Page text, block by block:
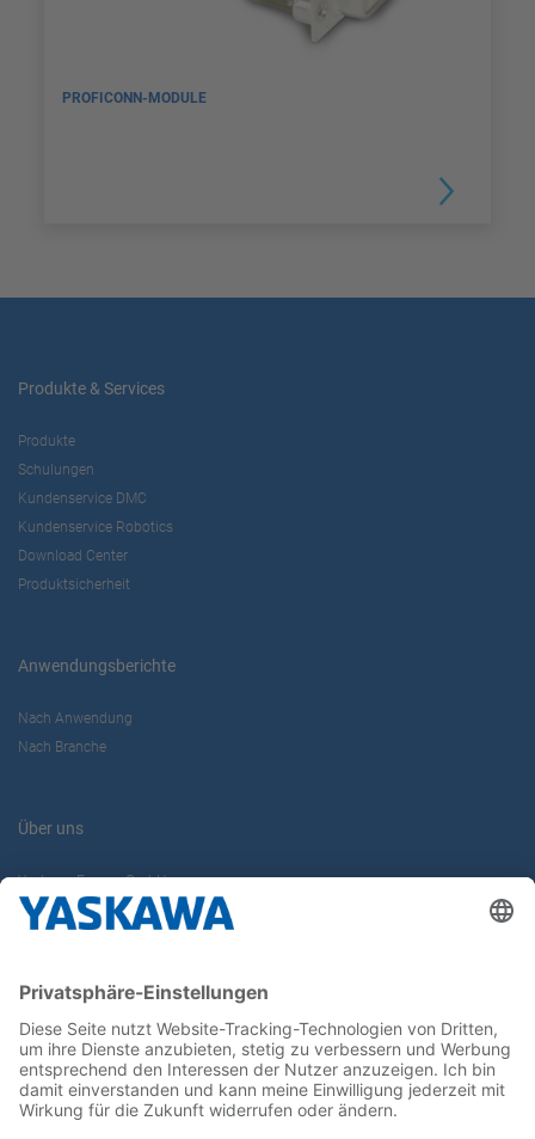
PROFICONN-MODULE
Produkte & Services
Produkte
Schulungen
Kundenservice DMC
Kundenservice Robotics
Download Center
Produktsicherheit
Anwendungsberichte
Nach Anwendung
Nach Branche
Über uns
Yaskawa Europe GmbH
Karriere
Newsletter